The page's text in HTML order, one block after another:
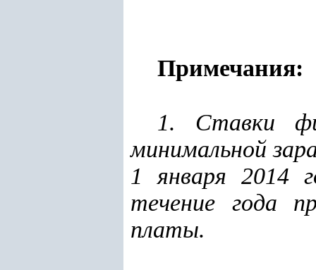
Примечания:
1. Ставки
минимальной
1 января 2014
течение года
платы.